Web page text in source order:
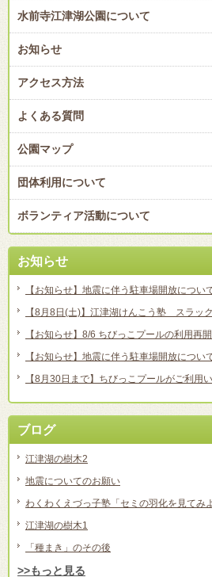
水前寺江津湖公園について
お知らせ
アクセス方法
よくある質問
公園マップ
団体利用について
ボランティア活動について
お知らせ
【お知らせ】地震に伴う駐車場開放につい
【8月8日(土)】江津湖けんこう塾 スラッ
【お知らせ】8/6 ちびっこプールの利用再
【お知らせ】地震に伴う駐車場開放につい
【8月30日まで】ちびっこプールがご利用
ブログ
江津湖の樹木2
地震についてのお願い
わくわくえづっ子塾「セミの羽化を見てみ
江津湖の樹木1
「種まき」のその後
>>もっと見る